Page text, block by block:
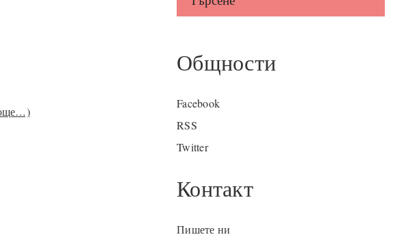
Общности
Facebook
RSS
Twitter
Контакт
Пишете ни